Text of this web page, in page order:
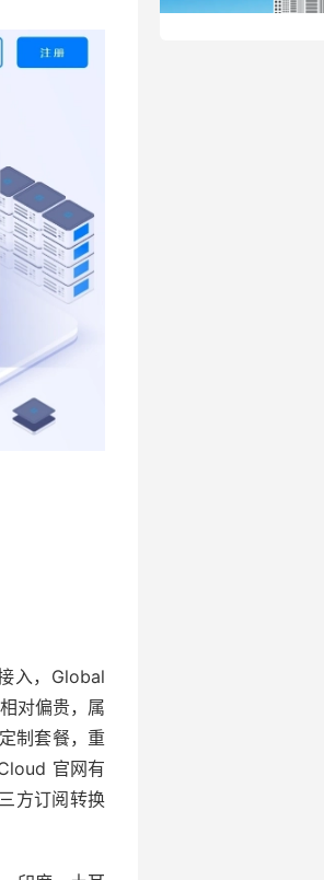
入，Global
对偏贵，属
制套餐，重
官网有
方订阅转换